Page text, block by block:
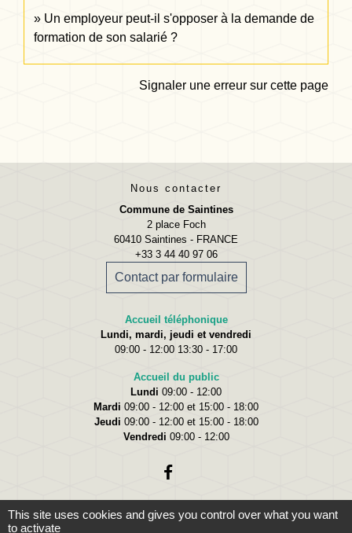
Un employeur peut-il s'opposer à la demande de
formation de son salarié ?
Signaler une erreur sur cette page
Nous contacter
Commune de Saintines
2 place Foch
60410 Saintines - FRANCE
+33 3 44 40 97 06
Contact par formulaire
Accueil téléphonique
Lundi, mardi, jeudi et vendredi
09:00 - 12:00 13:30 - 17:00
Accueil du public
Lundi 09:00 - 12:00
Mardi 09:00 - 12:00 et 15:00 - 18:00
Jeudi 09:00 - 12:00 et 15:00 - 18:00
Vendredi 09:00 - 12:00
This site uses cookies and gives you control over what you want
to activate